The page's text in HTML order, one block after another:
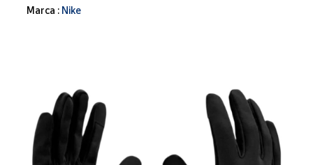
Libros y
Artesanía
Oficina y
Papelería
Marca : Nike